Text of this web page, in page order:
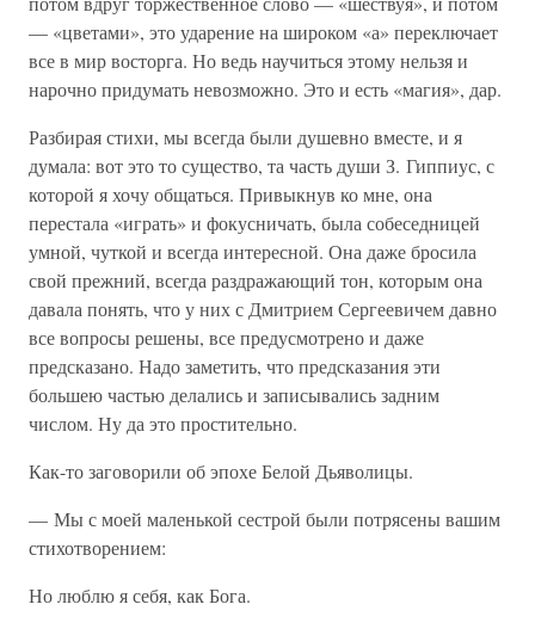
— «цветами», это ударение на широком «а» переключает
все в мир восторга. Но ведь научиться этому нельзя и
нарочно придумать невозможно. Это и есть «магия», дар.
Разбирая стихи, мы всегда были душевно вместе, и я
думала: вот это то существо, та часть души З. Гиппиус, с
которой я хочу общаться. Привыкнув ко мне, она
перестала «играть» и фокусничать, была собеседницей
умной, чуткой и всегда интересной. Она даже бросила
свой прежний, всегда раздражающий тон, которым она
давала понять, что у них с Дмитрием Сергеевичем давно
все вопросы решены, все предусмотрено и даже
предсказано. Надо заметить, что предсказания эти
большею частью делались и записывались задним
числом. Ну да это простительно.
Как-то заговорили об эпохе Белой Дьяволицы.
— Мы с моей маленькой сестрой были потрясены вашим
стихотворением:
Но люблю я себя, как Бога.